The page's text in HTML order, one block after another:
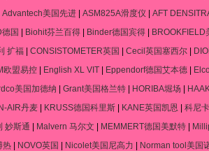
Advantech美国先进 ASM825A滑度仪 AFT
国 Biohit芬兰百得 Binder德国宾得 BROOKFIELD
扩福 CONSISTOMETER英国 Cecil英国塞西尔
欧盟易控 English XL VIT Eppendorf德国艾本德
美国加德纳 Grant美国格兰特 HORIBA堀场
AIR丹麦| KRUSS德国科里斯| KANE英国凯恩 科尼
妙斯通
Malvern 马尔文 MEMMERT德国美默特|
热
NOVO英国 Nicolet美国尼高力 Norman tool美国